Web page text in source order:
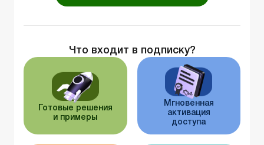
Что входит в подписку?
Готовые решения
и примеры
Мгновенная
активация
доступа